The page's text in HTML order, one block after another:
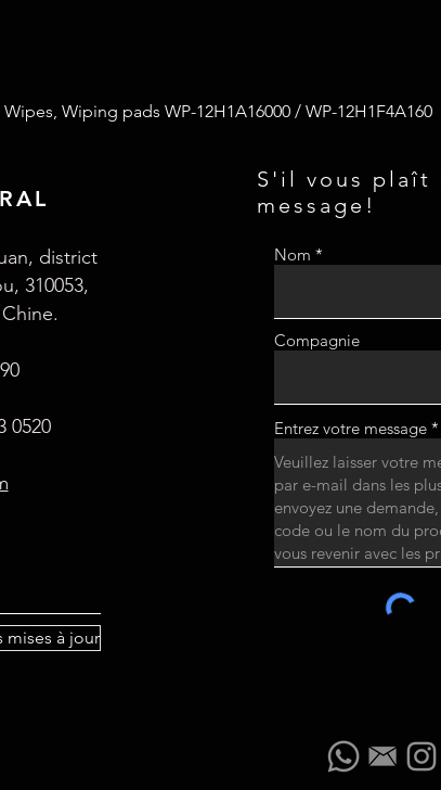
Wiping pads WP-12H1A16000 / WP-12H1F4A160
district
310053,
0520
mises à jour
S'il vous plaît
message!
Nom
Compagnie
Entrez votre message